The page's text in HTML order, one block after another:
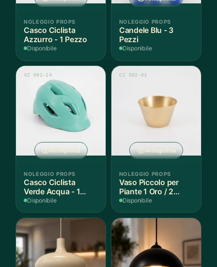
NOLEGGIO PROPS
Casco Ciclista
Azzurro - 1 Pezzo
Disponibile
NOLEGGIO PROPS
Candele Blu - 3
Pezzi
Disponibile
Anteprima
GI 002-24
NOLEGGIO PROPS
Casco Ciclista
Verde Acqua - 1
Pezzo
Disponibile
Anteprima
CC 002-03
NOLEGGIO PROPS
Vaso Piccolo per
Piante 1 Oro / 2
Argento - 3 Pezzi
Disponibile